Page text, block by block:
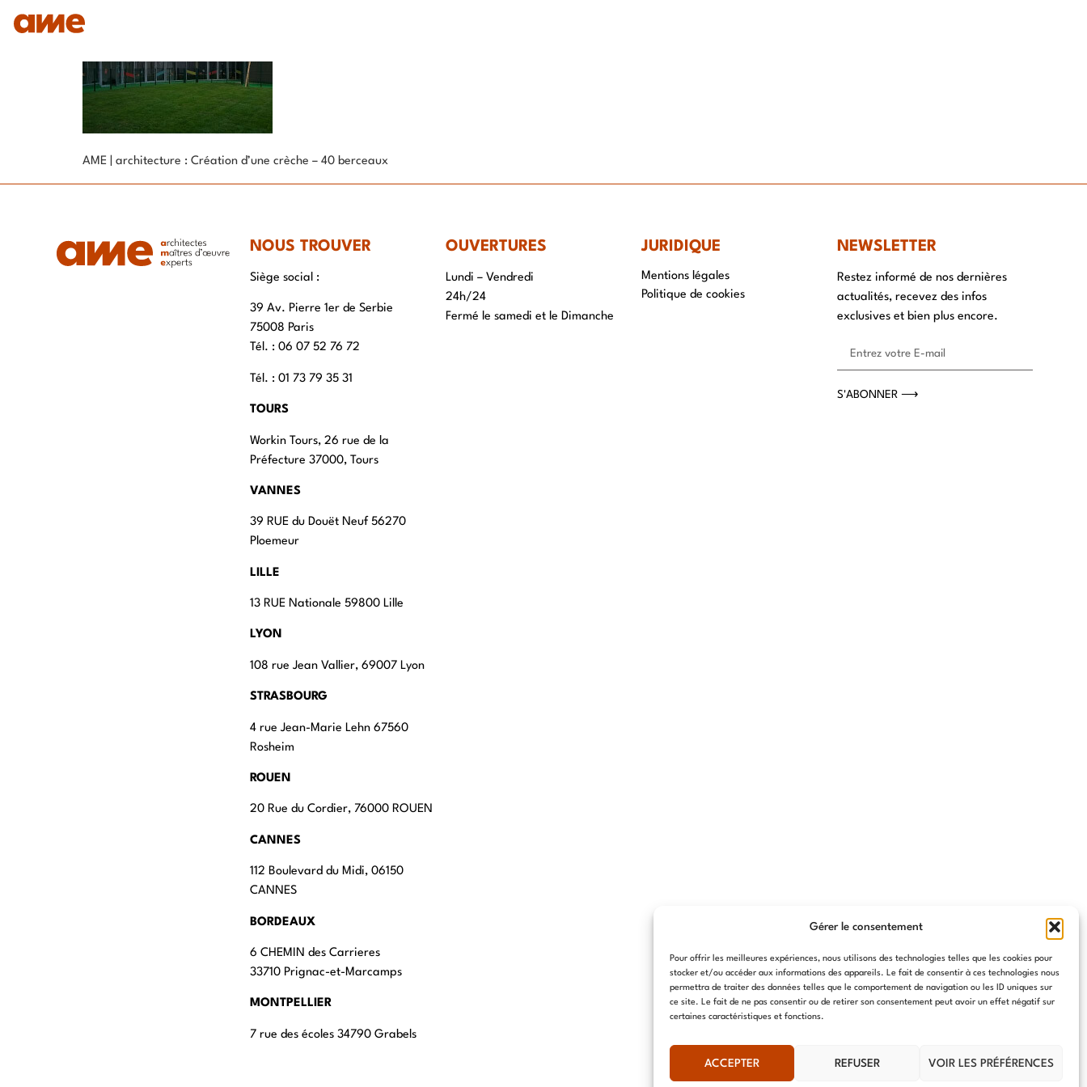
Gérer le consentement
Pour offrir les meilleures expériences, nous utilisons des technologies telles que les cookies pour
stocker et/ou accéder aux informations des appareils. Le fait de consentir à ces technologies nous
permettra de traiter des données telles que le comportement de navigation ou les ID uniques sur
ce site. Le fait de ne pas consentir ou de retirer son consentement peut avoir un effet négatif sur
certaines caractéristiques et fonctions.
ACCEPTER REFUSER VOIR LES PRÉFÉRENCES
AME | architecture : Création d’une crèche – 40 berceaux
NOUS TROUVER
Siège social :
39 Av. Pierre 1er de Serbie
75008 Paris
Tél. : ‭06 07 52 76 72
Tél. : 01 73 79 35 31
TOURS
Workin Tours, 26 rue de la
Préfecture 37000, Tours
VANNES
39 RUE du Douët Neuf 56270
Ploemeur
LILLE
13 RUE Nationale 59800 Lille
LYON
108 rue Jean Vallier, 69007 Lyon
STRASBOURG
4 rue Jean-Marie Lehn 67560
Rosheim
ROUEN
20 Rue du Cordier, 76000 ROUEN
CANNES
112 Boulevard du Midi, 06150
CANNES
BORDEAUX
6 CHEMIN des Carrieres
33710 Prignac-et-Marcamps
MONTPELLIER
7 rue des écoles 34790 Grabels
OUVERTURES
Lundi – Vendredi
24h/24
Fermé le samedi et le Dimanche
JURIDIQUE
Mentions légales
Politique de cookies
NEWSLETTER
Restez informé de nos dernières
actualités, recevez des infos
exclusives et bien plus encore.
S'ABONNER ⟶